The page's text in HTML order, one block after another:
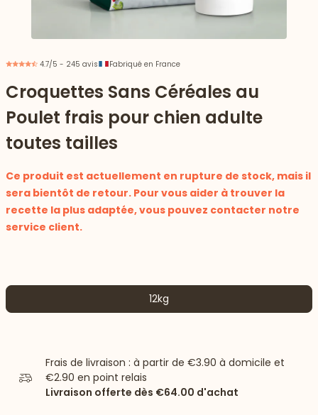
4.7/5 - 245 avis Fabriqué en France
Croquettes Sans Céréales au
Poulet frais pour chien adulte
toutes tailles
Ce produit est actuellement en rupture de stock, mais il
sera bientôt de retour. Pour vous aider à trouver la
recette la plus adaptée, vous pouvez contacter notre
service client.
12kg
Frais de livraison : à partir de €3.90 à domicile et
€2.90 en point relais
Livraison offerte dès €64.00 d'achat